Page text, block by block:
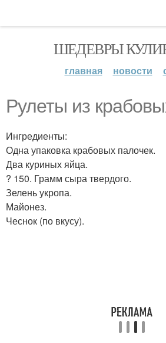
ШЕДЕВРЫ
главная новости
Рулеты из
Ингредиенты:
Одна упаковка крабовых палочек.
Два куриных яйца.
? 150. Грамм сыра твердого.
Зелень укропа.
Майонез.
Чеснок (по вкусу).